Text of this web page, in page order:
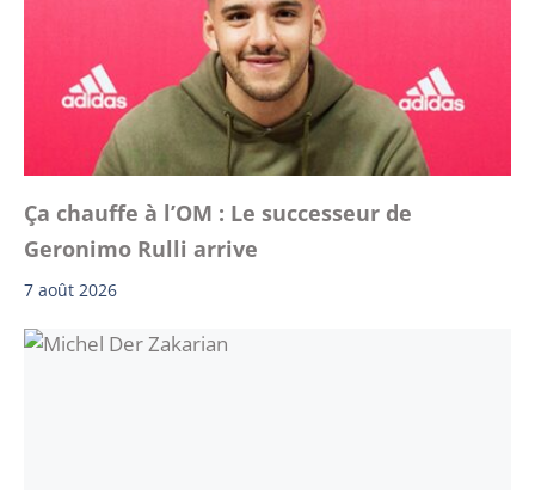
Ça chauffe à l’OM : Le successeur de
Geronimo Rulli arrive
7 août 2026